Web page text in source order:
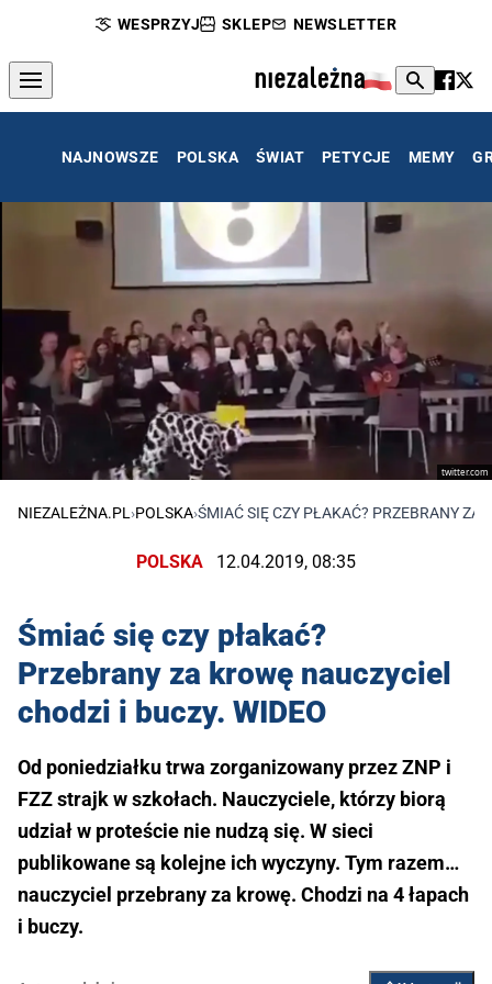
WESPRZYJ SKLEP NEWSLETTER
NAJNOWSZE POLSKA ŚWIAT PETYCJE MEMY
twitter.com
NIEZALEŻNA.PL ›POLSKA›ŚMIAĆ SIĘ CZY PŁAKAĆ? PRZEBRANY ZA
POLSKA 12.04.2019, 08:35
Śmiać się czy płakać?
Przebrany za krowę nauczyciel
chodzi i buczy. WIDEO
Od poniedziałku trwa zorganizowany przez ZNP i
FZZ strajk w szkołach. Nauczyciele, którzy biorą
udział w proteście nie nudzą się. W sieci
publikowane są kolejne ich wyczyny. Tym razem…
nauczyciel przebrany za krowę. Chodzi na 4 łapach
i buczy.